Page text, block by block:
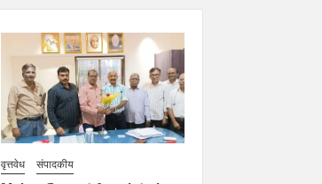
वृत्तवेध संपादकीय